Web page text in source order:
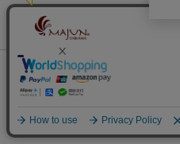
商
会員は468ポイント付与！
¥9,350税込